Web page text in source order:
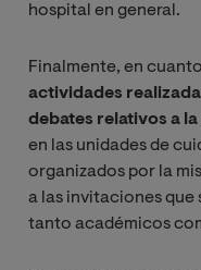
hospital en general.
Finalmente, en
actividades
debates relativos a
en las unidades de
organizados por la
a las invitaciones que
tanto académicos